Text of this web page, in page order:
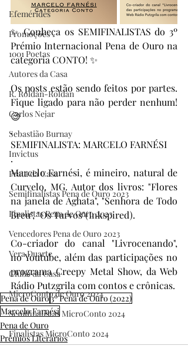
Efemérides
Promoções
1001 Poetas
Autores da Casa
R. Roldan-Roldan
Carlos Nejar
Sebastião Burnay
Invictus
Prata da Casa
Semifinalistas Pena de Ouro 2023
Finalistas Pena de Ouro 2023
Vencedores Pena de Ouro 2023
Vera Duarte
Clube da Casa
MicroConto de Ouro 2024
Semifinalistas MicroConto 2024
Finalistas MicroConto 2024
✨ Conheça os SEMIFINALISTAS do 3º
Prémio Internacional Pena de Ouro na
categoria CONTO! ✨
Os posts estão sendo feitos por partes.
Fique ligado para não perder nenhum!
😉
.
SEMIFINALISTA: MARCELO FARNÉSI
.
Marcelo Farnési, é mineiro, natural de
Curvelo, MG. Autor dos livros: "Flores
na janela de Aghata", "Senhora de Todo
Breu", "Os Turvos"(Inkspired).
Co-criador do canal "Livrocenando",
no Youtube, além das participações no
programa Creepy Metal Show, da Web
Rádio Putzgrila com contos e crônicas.
Pena de Ouro3º Pena de Ouro (2022)
Marcelo Farnési
Pena de Ouro
Prêmios Literários